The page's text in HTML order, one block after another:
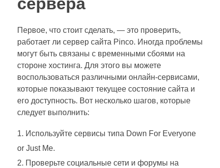
сервера
Первое, что стоит сделать, — это проверить,
работает ли сервер сайта Pinco. Иногда проблемы
могут быть связаны с временными сбоями на
стороне хостинга. Для этого вы можете
воспользоваться различными онлайн-сервисами,
которые показывают текущее состояние сайта и
его доступность. Вот несколько шагов, которые
следует выполнить:
Используйте сервисы типа Down For Everyone
or Just Me.
Проверьте социальные сети и форумы на